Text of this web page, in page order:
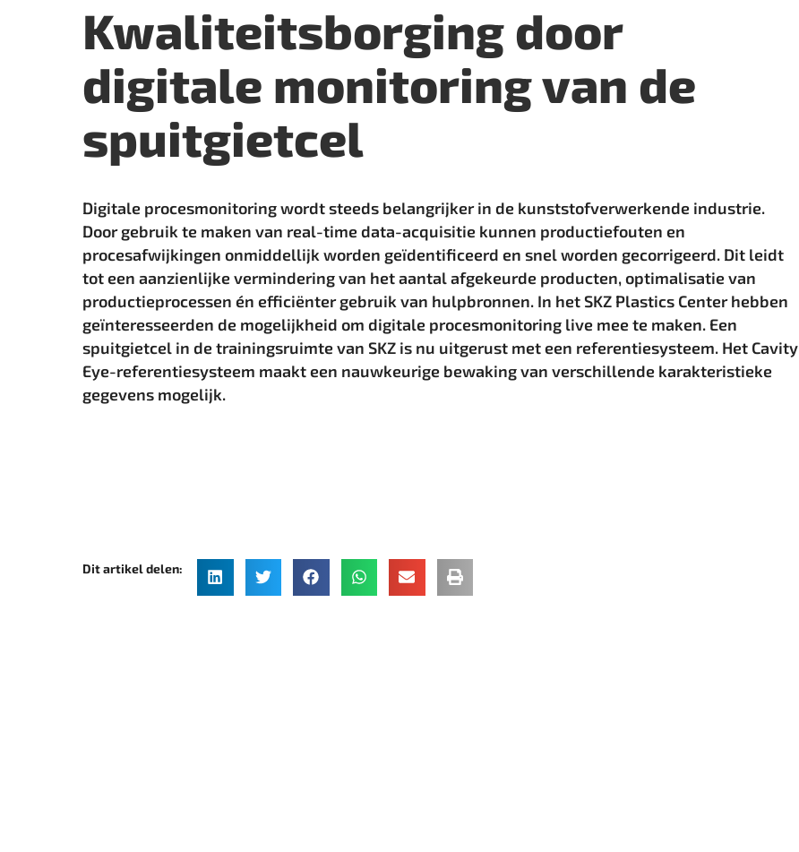
Kwaliteitsborging door
digitale monitoring van de
spuitgietcel
Digitale procesmonitoring wordt steeds belangrijker in de kunststofverwerkende industrie.
Door ­gebruik te maken van real-time data-acquisitie kunnen productiefouten en
procesafwijkingen ­onmiddellijk ­worden geïdentificeerd en snel worden gecorrigeerd. Dit leidt
tot een aanzienlijke ­vermindering van het aantal afgekeurde producten, optimalisatie van
productieprocessen én efficiënter gebruik van hulp­bronnen. In het SKZ Plastics Center hebben
geïnteresseerden de mogelijkheid om digitale proces­monitoring live mee te maken. Een
spuitgietcel in de trainingsruimte van SKZ is nu uitgerust met een ­referentiesysteem. Het Cavity
Eye-referentiesysteem maakt een nauwkeurige bewaking van verschillende ­karakteristieke
gegevens mogelijk.
Dit artikel delen: